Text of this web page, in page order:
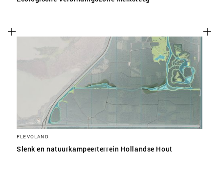
FLEVOLAND
Slenk en natuurkampeerterrein Hollandse Hout